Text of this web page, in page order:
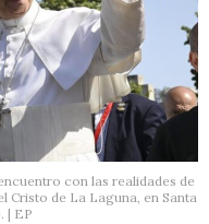
con las realidades de
Cristo de La Laguna, en Santa
| EP